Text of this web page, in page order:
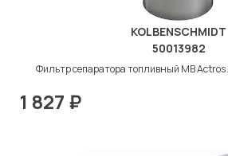
KOLBENSCHMIDT
50013982
Фильтр сепаратора топливный МВ
1 827 ₽